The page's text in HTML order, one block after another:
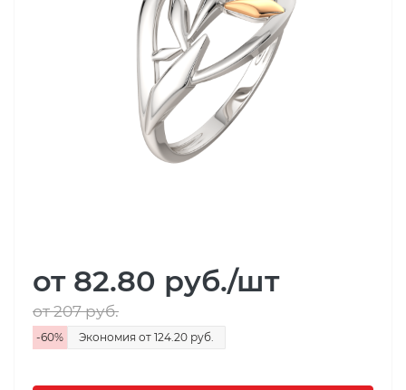
от 82.80 руб./шт
от 207руб.
-60% Экономия от 124.20 руб.